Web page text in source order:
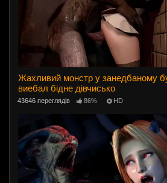
Жахливий монстр у занедбаному
виебал бідне дівчисько
43646 переглядів 86% HD